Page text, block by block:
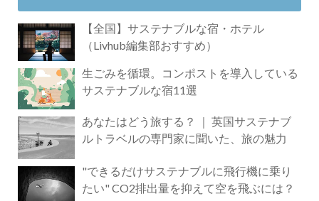
【全国】サステナブルな宿・ホテル
（Livhub編集部おすすめ）
生ごみを循環。コンポストを導入している
サステナブルな宿11選
あなたはどう旅する？ ｜ 英国サステナブ
ルトラベルの専門家に聞いた、旅の魅力
"できるだけサステナブルに飛行機に乗り
たい" CO2排出量を抑えて空を飛ぶには？